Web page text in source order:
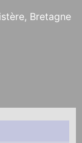
Bretagne